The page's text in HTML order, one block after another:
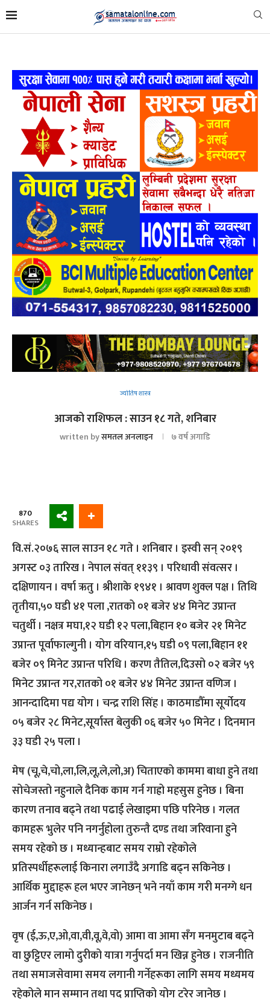
ज्योतिष शास्त्र
आजको राशिफल : साउन १८ गते, शनिबार
written byसमतल अनलाइन ७ वर्ष अगाडि
870
SHARES
वि.सं.२०७६ साल साउन १८ गते । शनिबार । इस्वी सन् २०१९
अगस्ट ०३ तारिख । नेपाल संवत् ११३९ । परिधावी संवत्सर ।
दक्षिणायन । वर्षा ऋतु । श्रीशाके १९४१ । श्रावण शुक्ल पक्ष । तिथि
तृतीया,५० घडी ४१ पला ,रातको ०१ बजेर ४४ मिनेट उप्रान्त
चतुर्थी । नक्षत्र मघा,१२ घडी १२ पला,बिहान १० बजेर २१ मिनेट
उप्रान्त पूर्वाफाल्गुनी । योग वरियान,१५ घडी ०९ पला,बिहान ११
बजेर ०९ मिनेट उप्रान्त परिधि । करण तैतिल,दिउसो ०२ बजेर ५९
मिनेट उप्रान्त गर,रातको ०१ बजेर ४४ मिनेट उप्रान्त वणिज ।
आनन्दादिमा पद्य योग । चन्द्र राशि सिंह । काठमाडौँमा सूर्योदय
०५ बजेर २८ मिनेट,सूर्यास्त बेलुकी ०६ बजेर ५० मिनेट । दिनमान
३३ घडी २५ पला ।
मेष (चू,चे,चो,ला,लि,लू,ले,लो,अ) चिताएको काममा बाधा हुने तथा
सोचेजस्तो नहुनाले दैनिक काम गर्न गाह्रो महसुस हुनेछ । बिना
कारण तनाव बढ्ने तथा पढाई लेखाइमा पछि परिनेछ । गलत
कामहरू भुलेर पनि नगर्नुहोला तुरुन्तै दण्ड तथा जरिवाना हुने
समय रहेको छ । मध्यान्हबाट समय राम्रो रहेकोले
प्रतिस्पर्धीहरूलाई किनारा लगाउँदै अगाडि बढ्न सकिनेछ ।
आर्थिक मुद्दाहरू हल भएर जानेछन् भने नयाँ काम गरी मनग्गे धन
आर्जन गर्न सकिनेछ ।
वृष (ई,ऊ,ए,ओ,वा,वी,वू,वे,वो) आमा वा आमा सँग मनमुटाब बढ्ने
वा छुट्टिएर लामो दुरीको यात्रा गर्नुपर्दा मन खिन्न हुनेछ । राजनीति
तथा समाजसेवामा समय लगानी गर्नेहरूका लागि समय मध्यमय
रहेकोले मान सम्मान तथा पद प्राप्तिको योग टरेर जानेछ ।